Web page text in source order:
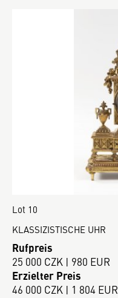
Lot 10
KLASSIZISTISCHE UHR
Rufpreis
25 000 CZK | 980 EUR
Erzielter Preis
46 000 CZK | 1 804 EUR